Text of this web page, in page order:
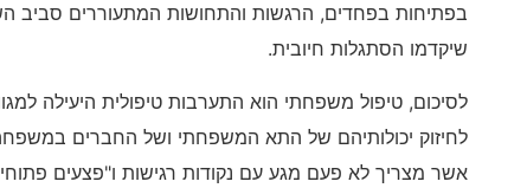
בפתיחות בפחדים, הרגשות והתחושות המתעוררים סביב
שיקדמו הסתגלות חיובית.
לסיכום, טיפול משפחתי הוא התערבות טיפולית היעילה
לחיזוק יכולותיהם של התא המשפחתי ושל החברים
אשר מצריך לא פעם מגע עם נקודות רגישות ו"פצעים